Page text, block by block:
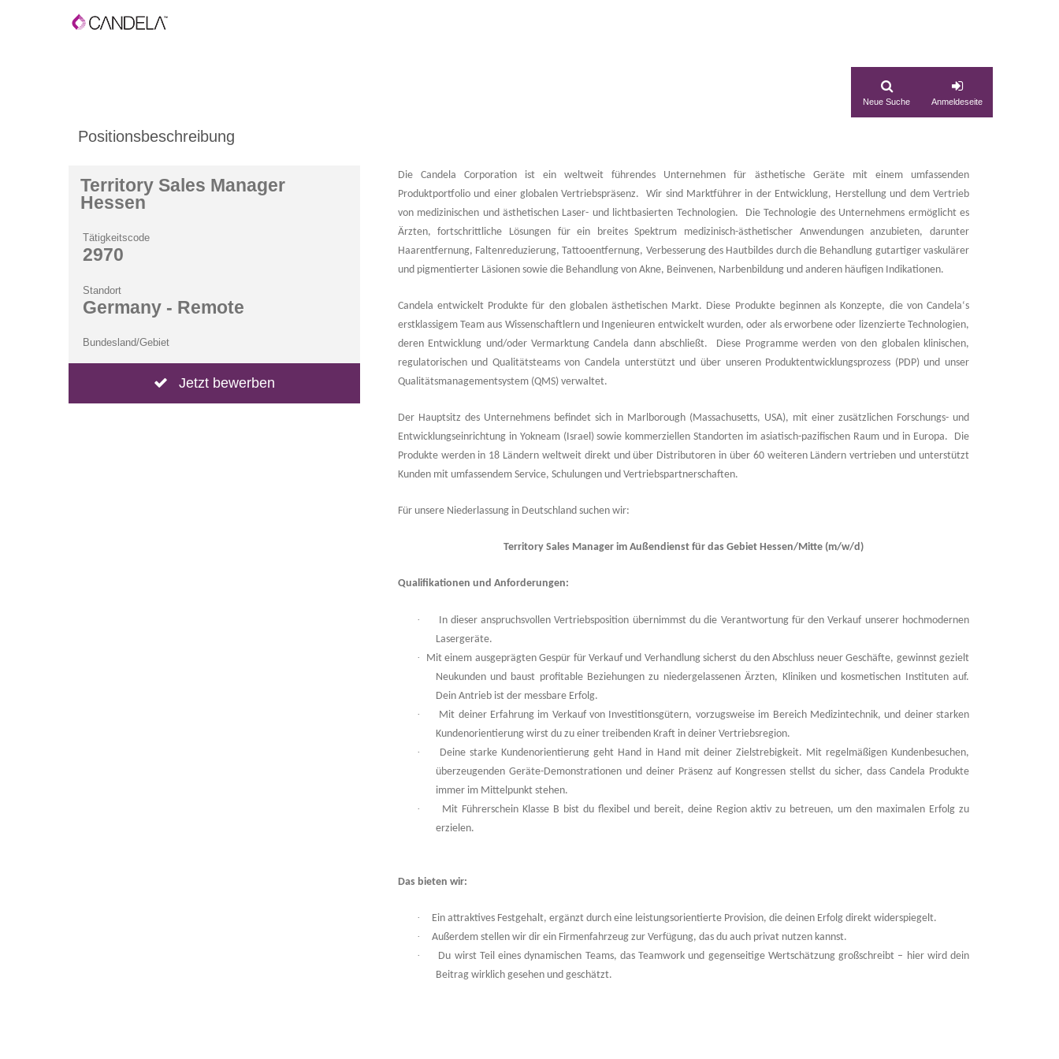
Neue Suche Anmeldeseite
Positionsbeschreibung
Territory Sales Manager
Hessen
Tätigkeitscode
2970
Standort
Germany - Remote
Bundesland/Gebiet
Jetzt bewerben
Die Candela Corporation ist ein weltweit führendes Unternehmen für ästhetische Geräte mit einem umfassenden
Produktportfolio und einer globalen Vertriebspräsenz. Wir sind Marktführer in der Entwicklung, Herstellung und dem Vertrieb
von medizinischen und ästhetischen Laser- und lichtbasierten Technologien. Die Technologie des Unternehmens ermöglicht es
Ärzten, fortschrittliche Lösungen für ein breites Spektrum medizinisch-ästhetischer Anwendungen anzubieten, darunter
Haarentfernung, Faltenreduzierung, Tattooentfernung, Verbesserung des Hautbildes durch die Behandlung gutartiger vaskulärer
und pigmentierter Läsionen sowie die Behandlung von Akne, Beinvenen, Narbenbildung und anderen häufigen Indikationen.
Candela entwickelt Produkte für den globalen ästhetischen Markt. Diese Produkte beginnen als Konzepte, die von Candela‘s
erstklassigem Team aus Wissenschaftlern und Ingenieuren entwickelt wurden, oder als erworbene oder lizenzierte Technologien,
deren Entwicklung und/oder Vermarktung Candela dann abschließt. Diese Programme werden von den globalen klinischen,
regulatorischen und Qualitätsteams von Candela unterstützt und über unseren Produktentwicklungsprozess (PDP) und unser
Qualitätsmanagementsystem (QMS) verwaltet.
Der Hauptsitz des Unternehmens befindet sich in Marlborough (Massachusetts, USA), mit einer zusätzlichen Forschungs- und
Entwicklungseinrichtung in Yokneam (Israel) sowie kommerziellen Standorten im asiatisch-pazifischen Raum und in Europa. Die
Produkte werden in 18 Ländern weltweit direkt und über Distributoren in über 60 weiteren Ländern vertrieben und unterstützt
Kunden mit umfassendem Service, Schulungen und Vertriebspartnerschaften.
Für unsere Niederlassung in Deutschland suchen wir:
Territory Sales Manager im Außendienst für das Gebiet Hessen/Mitte (m/w/d)
Qualifikationen und Anforderungen:
·
In dieser anspruchsvollen Vertriebsposition übernimmst du die Verantwortung für den Verkauf unserer hochmodernen
Lasergeräte.
·
Mit einem ausgeprägten Gespür für Verkauf und Verhandlung sicherst du den Abschluss neuer Geschäfte, gewinnst gezielt
Neukunden und baust profitable Beziehungen zu niedergelassenen Ärzten, Kliniken und kosmetischen Instituten auf.
Dein Antrieb ist der messbare Erfolg.
·
Mit deiner Erfahrung im Verkauf von Investitionsgütern, vorzugsweise im Bereich Medizintechnik, und deiner starken
Kundenorientierung wirst du zu einer treibenden Kraft in deiner Vertriebsregion.
·
Deine starke Kundenorientierung geht Hand in Hand mit deiner Zielstrebigkeit. Mit regelmäßigen Kundenbesuchen,
überzeugenden Geräte-Demonstrationen und deiner Präsenz auf Kongressen stellst du sicher, dass Candela Produkte
immer im Mittelpunkt stehen.
·
Mit Führerschein Klasse B bist du flexibel und bereit, deine Region aktiv zu betreuen, um den maximalen Erfolg zu
erzielen.
Das bieten wir:
·
Ein attraktives Festgehalt, ergänzt durch eine leistungsorientierte Provision, die deinen Erfolg direkt widerspiegelt.
·
Außerdem stellen wir dir ein Firmenfahrzeug zur Verfügung, das du auch privat nutzen kannst.
·
Du wirst Teil eines dynamischen Teams, das Teamwork und gegenseitige Wertschätzung großschreibt – hier wird dein
Beitrag wirklich gesehen und geschätzt.